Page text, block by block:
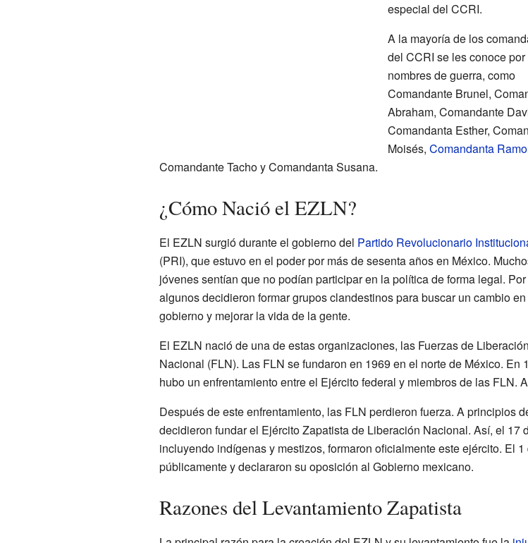
especial del CCRI.
A la mayoría de los
del CCRI se les conoce por
nombres de guerra, como
Comandante Brunel,
Abraham, Comandante
Comandanta Esther,
Moisés, Comandanta
Comandante Tacho y Comandanta Susana.
¿Cómo Nació el EZLN?
El EZLN surgió durante el gobierno del Partido Revolucionario
(PRI), que estuvo en el poder por más de sesenta años en México.
jóvenes sentían que no podían participar en la política de forma legal. Por
algunos decidieron formar grupos clandestinos para buscar un cambio
gobierno y mejorar la vida de la gente.
El EZLN nació de una de estas organizaciones, las Fuerzas de Liberación
Nacional (FLN). Las FLN se fundaron en 1969 en el norte de México. En
hubo un enfrentamiento entre el Ejército federal y miembros de las FLN.
Después de este enfrentamiento, las FLN perdieron fuerza. A principios
decidieron fundar el Ejército Zapatista de Liberación Nacional. Así, el 17
incluyendo indígenas y mestizos, formaron oficialmente este ejército. El
públicamente y declararon su oposición al Gobierno mexicano.
Razones del Levantamiento Zapatista